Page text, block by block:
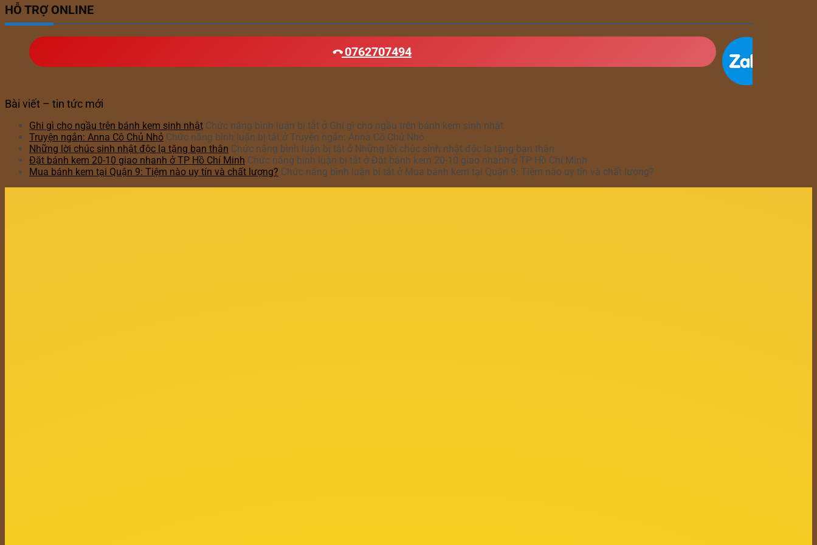
HỖ TRỢ ONLINE
0762707494
Bài viết – tin tức mới
Ghi gì cho ngầu trên bánh kem sinh nhật Chức năng bình luận bị tắt ở Ghi gì cho ngầu trên bánh kem sinh nhật
Truyện ngắn: Anna Cô Chủ Nhỏ Chức năng bình luận bị tắt ở Truyện ngắn: Anna Cô Chủ Nhỏ
Những lời chúc sinh nhật độc lạ tặng bạn thân Chức năng bình luận bị tắt ở Những lời chúc sinh nhật độc lạ tặng bạn thân
Đặt bánh kem 20-10 giao nhanh ở TP Hồ Chí Minh Chức năng bình luận bị tắt ở Đặt bánh kem 20-10 giao nhanh ở TP Hồ Chí Minh
Mua bánh kem tại Quận 9: Tiệm nào uy tín và chất lượng? Chức năng bình luận bị tắt ở Mua bánh kem tại Quận 9: Tiệm nào uy tín và chất lượng?